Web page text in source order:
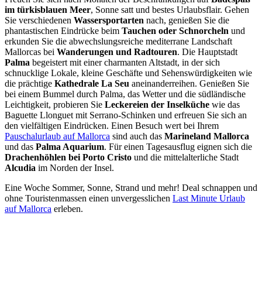
im türkisblauen Meer, Sonne satt und bestes Urlaubsflair. Gehen
Sie verschiedenen Wassersportarten nach, genießen Sie die
phantastischen Eindrücke beim Tauchen oder Schnorcheln und
erkunden Sie die abwechslungsreiche mediterrane Landschaft
Mallorcas bei Wanderungen und Radtouren. Die Hauptstadt
Palma begeistert mit einer charmanten Altstadt, in der sich
schnucklige Lokale, kleine Geschäfte und Sehenswürdigkeiten wie
die prächtige Kathedrale La Seu aneinanderreihen. Genießen Sie
bei einem Bummel durch Palma, das Wetter und die südländische
Leichtigkeit, probieren Sie Leckereien der Inselküche wie das
Baguette Llonguet mit Serrano-Schinken und erfreuen Sie sich an
den vielfältigen Eindrücken. Einen Besuch wert bei Ihrem
Pauschalurlaub auf Mallorca sind auch das Marineland Mallorca
und das Palma Aquarium. Für einen Tagesausflug eignen sich die
Drachenhöhlen bei Porto Cristo und die mittelalterliche Stadt
Alcudia im Norden der Insel.
Eine Woche Sommer, Sonne, Strand und mehr! Deal schnappen und
ohne Touristenmassen einen unvergesslichen Last Minute Urlaub
auf Mallorca erleben.